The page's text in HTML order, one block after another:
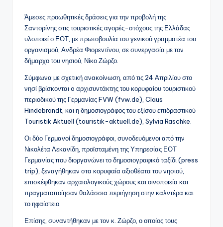
Άμεσες προωθητικές δράσεις για την προβολή της
Σαντορίνης στις τουριστικές αγορές-στόχους της Ελλάδας
υλοποιεί ο ΕΟΤ, με πρωτοβουλία του γενικού γραμματέα του
οργανισμού, Ανδρέα Φιορεντίνου, σε συνεργασία με τον
δήμαρχο του νησιού, Νίκο Ζώρζο.
Σύμφωνα με σχετική ανακοίνωση, από τις 24 Απριλίου στο
νησί βρίσκονται o αρχισυντάκτης του κορυφαίου τουριστικού
περιοδικού της Γερμανίας FVW (fvw.de), Claus
Hindebrandt, και η δημοσιογράφος του εξίσου επιδραστικού
Touristik Aktuell (touristik-aktuell.de), Sylvia Raschke.
Οι δύο Γερμανοί δημοσιογράφοι, συνοδευόμενοι από την
Νικολέτα Λεκανίδη, προϊσταμένη της Υπηρεσίας ΕΟΤ
Γερμανίας που διοργανώνει το δημοσιογραφικό ταξίδι (press
trip), ξεναγήθηκαν στα κορυφαία αξιοθέατα του νησιού,
επισκέφθηκαν αρχαιολογικούς χώρους και οινοποιεία και
πραγματοποίησαν θαλάσσια περιήγηση στην καλντέρα και
το ηφαίστειο.
Επίσης, συναντήθηκαν με τον κ. Ζώρζο, ο οποίος τους